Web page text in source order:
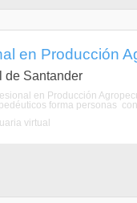
en Producción
de Santander
en Producción
forma personas
virtual